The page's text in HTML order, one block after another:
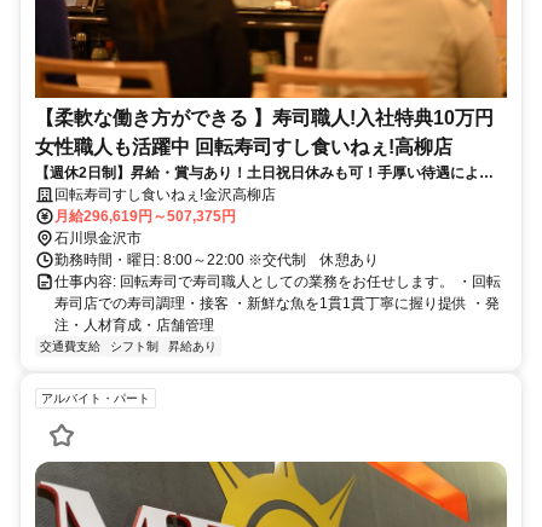
【柔軟な働き方ができる 】寿司職人!入社特典10万円
女性職人も活躍中 回転寿司すし食いねぇ!高柳店
【週休2⽇制】昇給・賞与あり！土日祝日休みも可！手厚い待遇により
スタッフの定着率も高い！
回転寿司すし食いねぇ!金沢高柳店
月給296,619円～507,375円
石川県金沢市
勤務時間・曜日: 8:00～22:00 ※交代制 休憩あり
仕事内容: 回転寿司で寿司職人としての業務をお任せします。 ・回転
寿司店での寿司調理・接客 ・新鮮な魚を1貫1貫丁寧に握り提供 ・発
注・人材育成・店舗管理
交通費支給 シフト制 昇給あり
アルバイト・パート